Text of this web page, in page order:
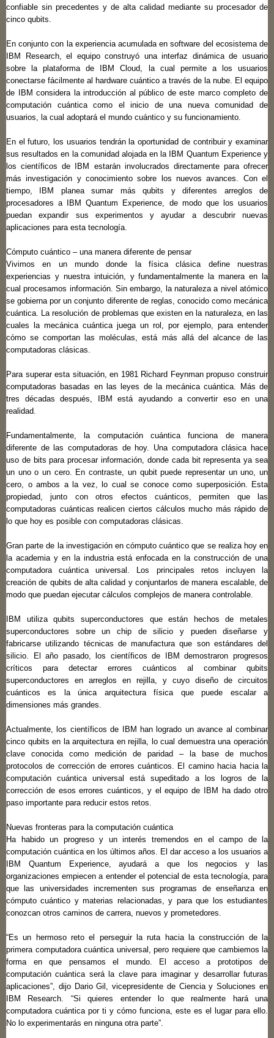
confiable sin precedentes y de alta calidad mediante su procesador de
cinco qubits.
En conjunto con la experiencia acumulada en software del ecosistema de
IBM Research, el equipo construyó una interfaz dinámica de usuario
sobre la plataforma de IBM Cloud, la cual permite a los usuarios
conectarse fácilmente al hardware cuántico a través de la nube. El equipo
de IBM considera la introducción al público de este marco completo de
computación cuántica como el inicio de una nueva comunidad de
usuarios, la cual adoptará el mundo cuántico y su funcionamiento.
En el futuro, los usuarios tendrán la oportunidad de contribuir y examinar
sus resultados en la comunidad alojada en la IBM Quantum Experience y
los científicos de IBM estarán involucrados directamente para ofrecer
más investigación y conocimiento sobre los nuevos avances. Con el
tiempo, IBM planea sumar más qubits y diferentes arreglos de
procesadores a IBM Quantum Experience, de modo que los usuarios
puedan expandir sus experimentos y ayudar a descubrir nuevas
aplicaciones para esta tecnología.
Cómputo cuántico – una manera diferente de pensar
Vivimos en un mundo donde la física clásica define nuestras
experiencias y nuestra intuición, y fundamentalmente la manera en la
cual procesamos información. Sin embargo, la naturaleza a nivel atómico
se gobierna por un conjunto diferente de reglas, conocido como mecánica
cuántica. La resolución de problemas que existen en la naturaleza, en las
cuales la mecánica cuántica juega un rol, por ejemplo, para entender
cómo se comportan las moléculas, está más allá del alcance de las
computadoras clásicas.
Para superar esta situación, en 1981 Richard Feynman propuso construir
computadoras basadas en las leyes de la mecánica cuántica. Más de
tres décadas después, IBM está ayudando a convertir eso en una
realidad.
Fundamentalmente, la computación cuántica funciona de manera
diferente de las computadoras de hoy. Una computadora clásica hace
uso de bits para procesar información, donde cada bit representa ya sea
un uno o un cero. En contraste, un qubit puede representar un uno, un
cero, o ambos a la vez, lo cual se conoce como superposición. Esta
propiedad, junto con otros efectos cuánticos, permiten que las
computadoras cuánticas realicen ciertos cálculos mucho más rápido de
lo que hoy es posible con computadoras clásicas.
Gran parte de la investigación en cómputo cuántico que se realiza hoy en
la academia y en la industria está enfocada en la construcción de una
computadora cuántica universal. Los principales retos incluyen la
creación de qubits de alta calidad y conjuntarlos de manera escalable, de
modo que puedan ejecutar cálculos complejos de manera controlable.
IBM utiliza qubits superconductores que están hechos de metales
superconductores sobre un chip de silicio y pueden diseñarse y
fabricarse utilizando técnicas de manufactura que son estándares del
silicio. El año pasado, los científicos de IBM demostraron progresos
críticos para detectar errores cuánticos al combinar qubits
superconductores en arreglos en rejilla, y cuyo diseño de circuitos
cuánticos es la única arquitectura física que puede escalar a
dimensiones más grandes.
Actualmente, los científicos de IBM han logrado un avance al combinar
cinco qubits en la arquitectura en rejilla, lo cual demuestra una operación
clave conocida como medición de paridad – la base de muchos
protocolos de corrección de errores cuánticos. El camino hacia hacia la
computación cuántica universal está supeditado a los logros de la
corrección de esos errores cuánticos, y el equipo de IBM ha dado otro
paso importante para reducir estos retos.
Nuevas fronteras para la computación cuántica
Ha habido un progreso y un interés tremendos en el campo de la
computación cuántica en los últimos años. El dar acceso a los usuarios a
IBM Quantum Experience, ayudará a que los negocios y las
organizaciones empiecen a entender el potencial de esta tecnología, para
que las universidades incrementen sus programas de enseñanza en
cómputo cuántico y materias relacionadas, y para que los estudiantes
conozcan otros caminos de carrera, nuevos y prometedores.
“Es un hermoso reto el perseguir la ruta hacia la construcción de la
primera computadora cuántica universal, pero requiere que cambiemos la
forma en que pensamos el mundo. El acceso a prototipos de
computación cuántica será la clave para imaginar y desarrollar futuras
aplicaciones”, dijo Dario Gil, vicepresidente de Ciencia y Soluciones en
IBM Research. “Si quieres entender lo que realmente hará una
computadora cuántica por ti y cómo funciona, este es el lugar para ello.
No lo experimentarás en ninguna otra parte”.